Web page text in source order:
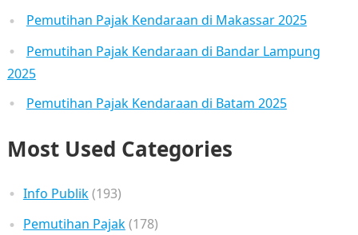
Pemutihan Pajak Kendaraan di Makassar 2025
Pemutihan Pajak Kendaraan di Bandar Lampung
2025
Pemutihan Pajak Kendaraan di Batam 2025
Most Used Categories
Info Publik(193)
Pemutihan Pajak(178)